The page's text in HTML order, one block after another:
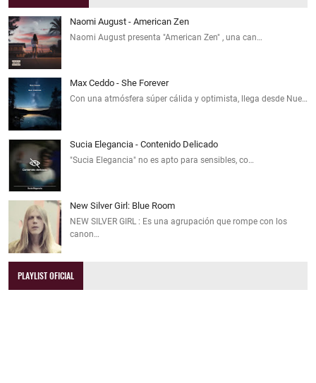
Naomi August - American Zen
Naomi August presenta "American Zen" , una can…
Max Ceddo - She Forever
Con una atmósfera súper cálida y optimista, llega desde Nue…
Sucia Elegancia - Contenido Delicado
"Sucia Elegancia" no es apto para sensibles, co…
New Silver Girl: Blue Room
NEW SILVER GIRL : Es una agrupación que rompe con los
canon…
PLAYLIST OFICIAL